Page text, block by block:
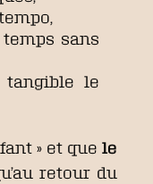
sans
tangible le
» et que le
retour du